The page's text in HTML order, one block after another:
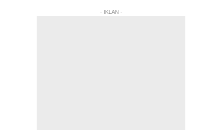
- IKLAN -